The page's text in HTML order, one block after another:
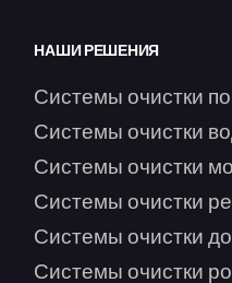
НАШИ РЕШЕНИЯ
Системы очистки
Системы очистки
Системы очистки
Системы очистки
Системы очистки
Системы очистки